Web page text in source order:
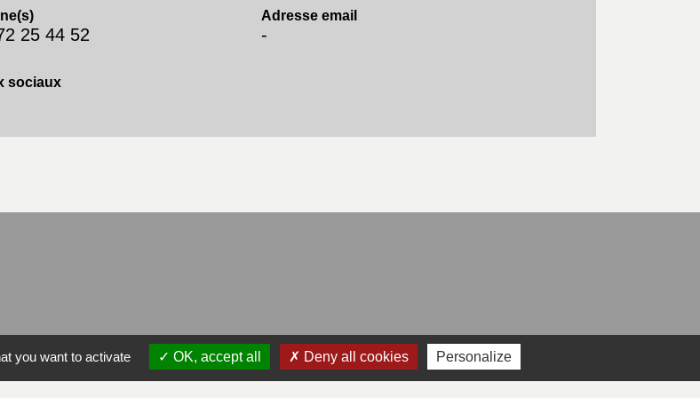
25 44 52
Adresse email
-
sociaux
you want to activate OK, accept all Deny all cookies Personalize